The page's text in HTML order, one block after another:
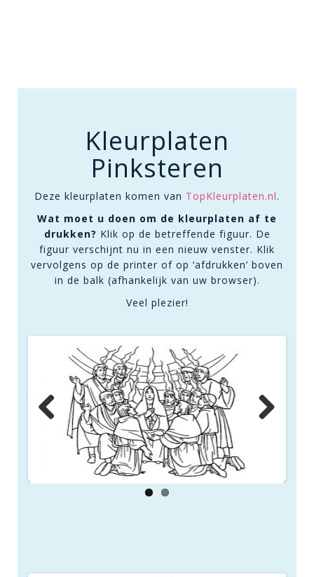
Kleurplaten
Pinksteren
Deze kleurplaten komen van TopKleurplaten.nl.
Wat moet u doen om de kleurplaten af te
drukken? Klik op de betreffende figuur. De
figuur verschijnt nu in een nieuw venster. Klik
vervolgens op de printer of op ‘afdrukken’ boven
in de balk (afhankelijk van uw browser).
Veel plezier!
Previous